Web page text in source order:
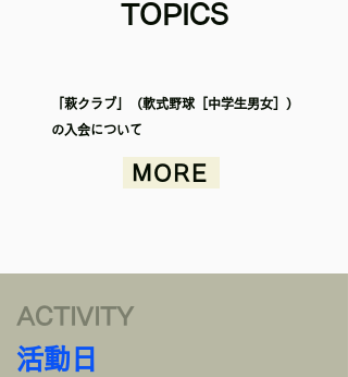
​TOPICS
「萩クラブ」（軟式野球［中学生男女］）
の入会について
MORE
ACTIVITY
活動日